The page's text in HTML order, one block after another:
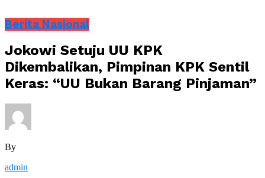
Berita Nasional
Jokowi Setuju UU KPK
Dikembalikan, Pimpinan KPK Sentil
Keras: “UU Bukan Barang Pinjaman”
By
admin